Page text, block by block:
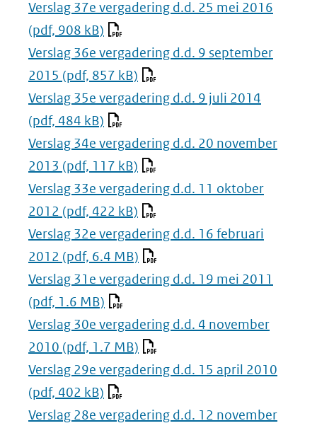
Verslag 37e vergadering d.d. 25 mei 2016
(pdf, 908 kB)
Verslag 36e vergadering d.d. 9 september
2015 (pdf, 857 kB)
Verslag 35e vergadering d.d. 9 juli 2014
(pdf, 484 kB)
Verslag 34e vergadering d.d. 20 november
2013 (pdf, 117 kB)
Verslag 33e vergadering d.d. 11 oktober
2012 (pdf, 422 kB)
Verslag 32e vergadering d.d. 16 februari
2012 (pdf, 6.4 MB)
Verslag 31e vergadering d.d. 19 mei 2011
(pdf, 1.6 MB)
Verslag 30e vergadering d.d. 4 november
2010 (pdf, 1.7 MB)
Verslag 29e vergadering d.d. 15 april 2010
(pdf, 402 kB)
Verslag 28e vergadering d.d. 12 november